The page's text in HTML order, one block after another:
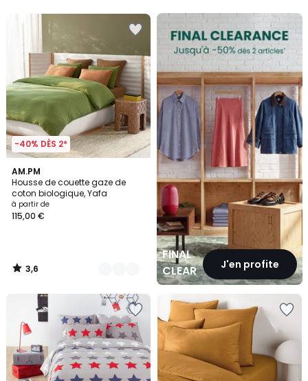
-40% DÈS 2*
AM.PM
Housse de couette gaze de
coton biologique, Yafa
à partir de
115,00 €
3,6
/ 5
20
Couleurs
3,6
/
FINAL
CLEARANCEJ'en profite
FINAL
CLEARANCE